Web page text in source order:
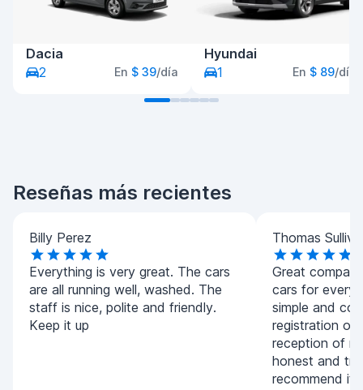
Dacia
2
En $ 39/día
Hyundai
1
En $ 89/día
Reseñas más recientes
Billy Perez
Everything is very great. The cars
are all running well, washed. The
staff is nice, polite and friendly.
Keep it up
Thomas
Great
cars for every
simple and
registration of
reception of
honest and
recommend it